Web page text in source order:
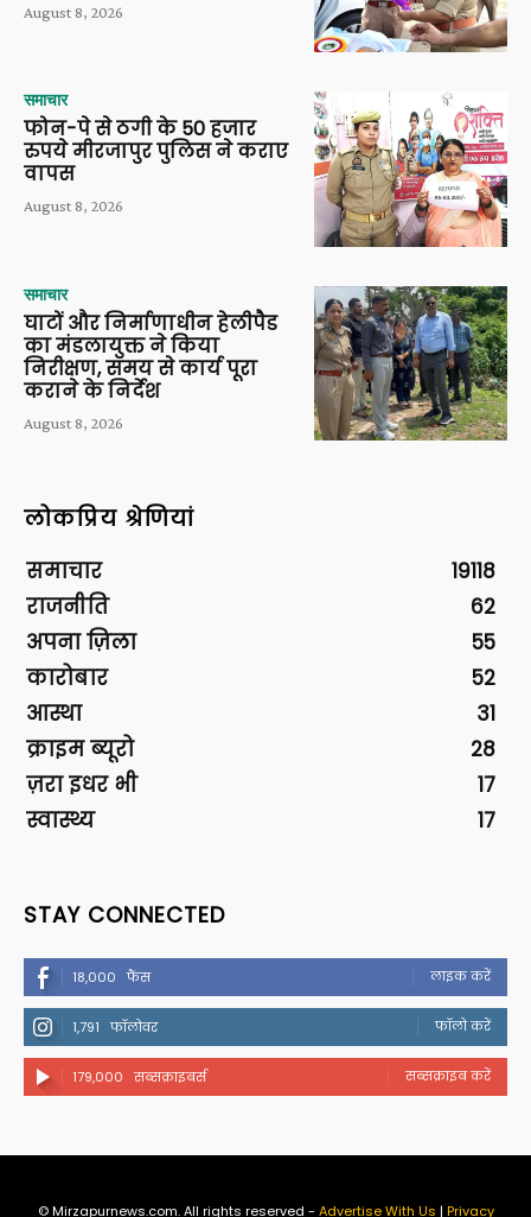
August 8, 2026
समाचार
फोन-पे से ठगी के 50 हजार
रुपये मीरजापुर पुलिस ने कराए
वापस
August 8, 2026
समाचार
घाटों और निर्माणाधीन हेलीपैड
का मंडलायुक्त ने किया
निरीक्षण, समय से कार्य पूरा
कराने के निर्देश
August 8, 2026
लोकप्रिय श्रेणियां
समाचार
19118
राजनीति
62
अपना ज़िला
55
कारोबार
52
आस्था
31
क्राइम ब्यूरो
28
ज़रा इधर भी
17
स्वास्थ्य
17
STAY CONNECTED
18,000 फैंस लाइक करें
1,791 फॉलोवर फॉलो करें
179,000 सब्सक्राइबर्स सब्सक्राइब करें
© Mirzapurnews.com. All rights reserved - Advertise With Us | Privacy